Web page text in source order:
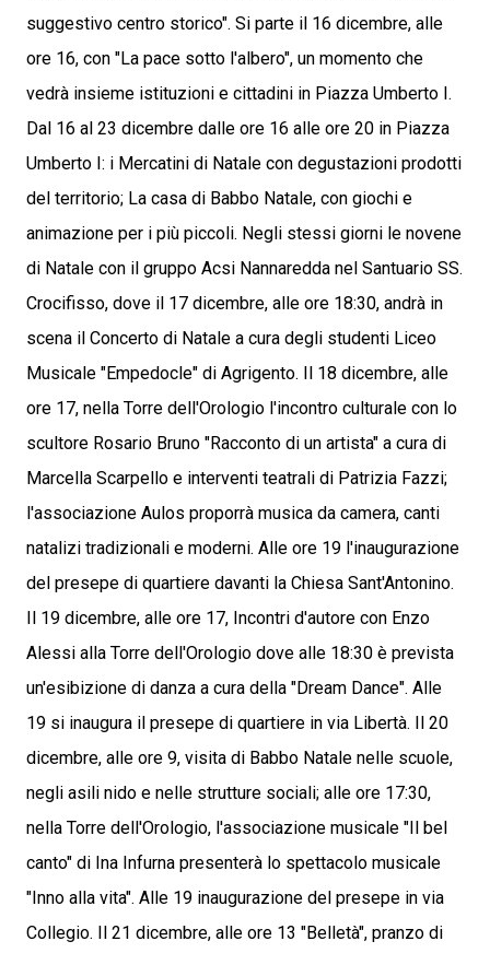
suggestivo centro storico". Si parte il 16 dicembre, alle
ore 16, con "La pace sotto l'albero", un momento che
vedrà insieme istituzioni e cittadini in Piazza Umberto I.
Dal 16 al 23 dicembre dalle ore 16 alle ore 20 in Piazza
Umberto I: i Mercatini di Natale con degustazioni prodotti
del territorio; La casa di Babbo Natale, con giochi e
animazione per i più piccoli. Negli stessi giorni le novene
di Natale con il gruppo Acsi Nannaredda nel Santuario SS.
Crocifisso, dove il 17 dicembre, alle ore 18:30, andrà in
scena il Concerto di Natale a cura degli studenti Liceo
Musicale "Empedocle" di Agrigento. Il 18 dicembre, alle
ore 17, nella Torre dell'Orologio l'incontro culturale con lo
scultore Rosario Bruno "Racconto di un artista" a cura di
Marcella Scarpello e interventi teatrali di Patrizia Fazzi;
l'associazione Aulos proporrà musica da camera, canti
natalizi tradizionali e moderni. Alle ore 19 l'inaugurazione
del presepe di quartiere davanti la Chiesa Sant'Antonino.
Il 19 dicembre, alle ore 17, Incontri d'autore con Enzo
Alessi alla Torre dell'Orologio dove alle 18:30 è prevista
un'esibizione di danza a cura della "Dream Dance". Alle
19 si inaugura il presepe di quartiere in via Libertà. Il 20
dicembre, alle ore 9, visita di Babbo Natale nelle scuole,
negli asili nido e nelle strutture sociali; alle ore 17:30,
nella Torre dell'Orologio, l'associazione musicale "Il bel
canto" di Ina Infurna presenterà lo spettacolo musicale
"Inno alla vita". Alle 19 inaugurazione del presepe in via
Collegio. Il 21 dicembre, alle ore 13 "Belletà", pranzo di